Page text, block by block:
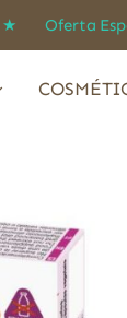
★ Oferta